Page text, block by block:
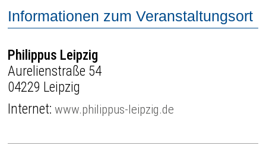
Informationen zum Veranstaltungsort
Philippus Leipzig
Aurelienstraße 54
04229 Leipzig
Internet:www.philippus-leipzig.de